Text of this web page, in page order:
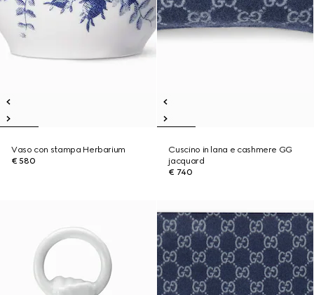
Vaso con stampa Herbarium
€ 580
Cuscino in lana e cashmere GG
jacquard
€ 740